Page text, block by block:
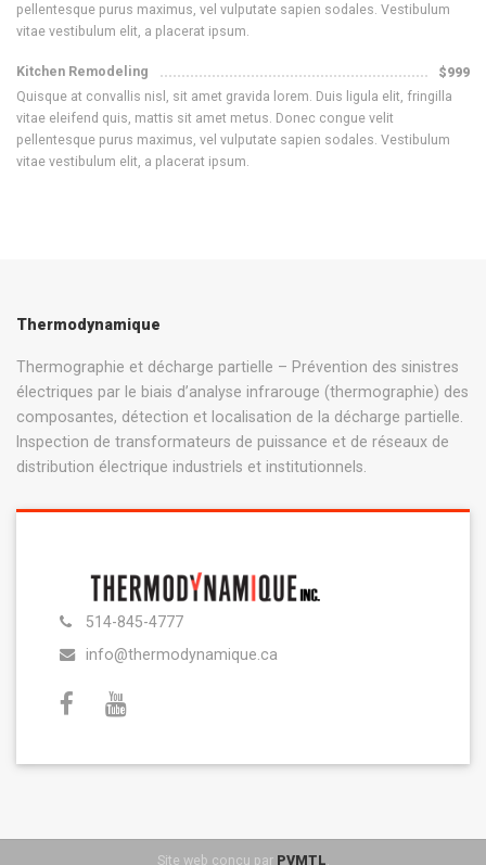
pellentesque purus maximus, vel vulputate sapien sodales. Vestibulum
vitae vestibulum elit, a placerat ipsum.
Kitchen Remodeling
$999
Quisque at convallis nisl, sit amet gravida lorem. Duis ligula elit, fringilla
vitae eleifend quis, mattis sit amet metus. Donec congue velit
pellentesque purus maximus, vel vulputate sapien sodales. Vestibulum
vitae vestibulum elit, a placerat ipsum.
Thermodynamique
Thermographie et décharge partielle – Prévention des sinistres
électriques par le biais d’analyse infrarouge (thermographie) des
composantes, détection et localisation de la décharge partielle.
Inspection de transformateurs de puissance et de réseaux de
distribution électrique industriels et institutionnels.
514-845-4777
info@thermodynamique.ca
Site web conçu par PVMTL